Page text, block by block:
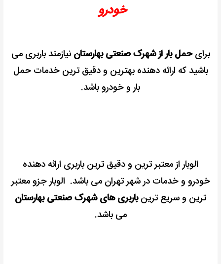
خودرو
برایحمل بار از شهرک صنعتی بهارستان نیازمند باربری می
باشیدکه ارائه دهنده بهترین و دقیق ترین خدمات حمل
بار و خودرو باشد.
الوبار از معتبر ترین و دقیق ترین باربری ارائه دهنده
خودرو و خدمات در شهر تهران می باشد. الوبار جزو معتبر
ترین و سریع ترینباربری های شهرک صنعتی بهارستان
می باشد.